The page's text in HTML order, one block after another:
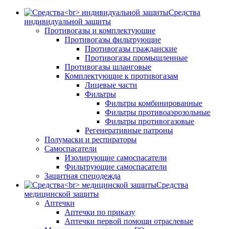
Средства
индивидуальной защиты
Противогазы и комплектующие
Противогазы фильтрующие
Противогазы гражданские
Противогазы промышленные
Противогазы шланговые
Комплектующие к противогазам
Лицевые части
Фильтры
Фильтры комбинированные
Фильтры противоаэрозольные
Фильтры противогазовые
Регенеративные патроны
Полумаски и респираторы
Самоспасатели
Изолирующие самоспасатели
Фильтрующие самоспасатели
Защитная спецодежда
Средства
медицинской защиты
Аптечки
Аптечки по приказу
Аптечки первой помощи отраслевые